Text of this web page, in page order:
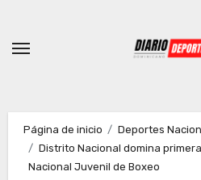
contenido
Página de inicio
Deportes
Distrito Nacional domina
Nacional Juvenil de Boxeo